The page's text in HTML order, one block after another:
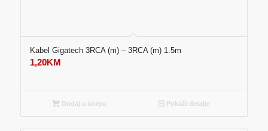
Kabel Gigatech 3RCA (m) – 3RCA (m) 1.5m
1,20KM
Dodaj u korpu Pokaži detalje